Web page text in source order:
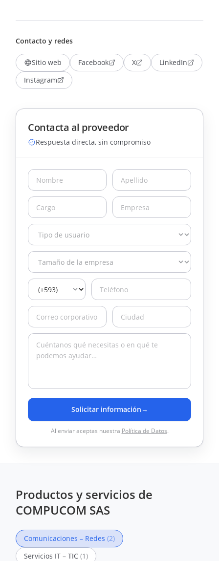
Contacto y redes
Sitio web Facebook X
LinkedIn
Instagram
Contacta al proveedor
Respuesta directa, sin compromiso
Solicitar información→
Al enviar aceptas nuestra Política de Datos.
Productos y servicios de
COMPUCOM SAS
Comunicaciones – Redes (2)
Servicios IT – TIC (1)